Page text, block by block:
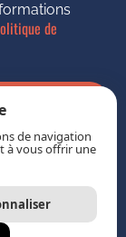
de
de navigation
à vous offrir une